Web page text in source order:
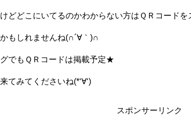
どどこにいてるのかわからない方はＱＲコードを
もしれませんね(∩´∀｀)∩
でもＱＲコードは掲載予定★
てみてくださいね(*‘∀‘)
スポンサーリンク